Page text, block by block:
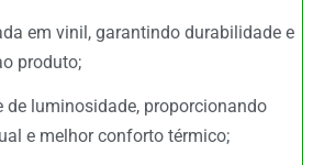
em vinil, garantindo durabilidade e
produto;
de luminosidade, proporcionando
e melhor conforto térmico;